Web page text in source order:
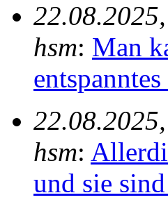
hsm: Man
hsm:
und sie